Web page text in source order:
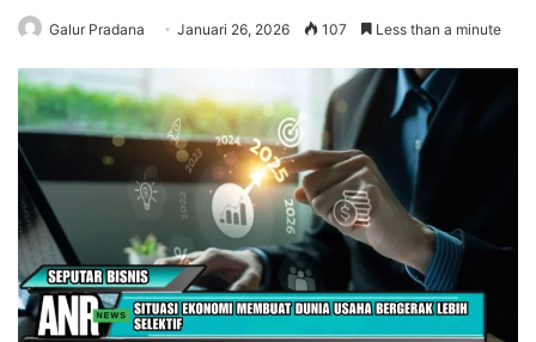
Galur Pradana Januari 26, 2026 107 Less than a minute